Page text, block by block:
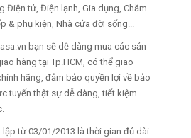
Điện tử, Điện lạnh, Gia dụng, Chăm
& phụ kiện, Nhà cửa đời sống...
bạn sẽ dễ dàng mua các sản
hàng tại Tp.HCM, có thể giao
hãng, đảm bảo quyền lợi về bảo
tuyến thật sự dễ dàng, tiết kiệm
từ 03/01/2013 là thời gian đủ dài